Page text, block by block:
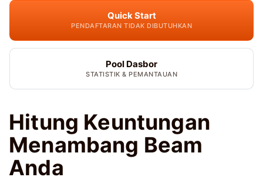
Quick Start
PENDAFTARAN TIDAK DIBUTUHKAN
Pool Dasbor
STATISTIK & PEMANTAUAN
Hitung Keuntungan
Menambang Beam
Anda